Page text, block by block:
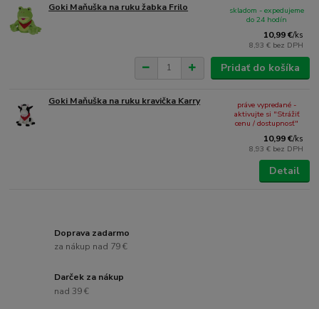
Goki Maňuška na ruku žabka Frilo
10,99 €/ks
8,93 € bez DPH
skladom - expedujeme
do 24 hodín
Pridať do košíka
Goki Maňuška na ruku kravička Karry
10,99 €/ks
8,93 € bez DPH
práve vypredané -
aktivujte si "Strážiť
cenu / dostupnosť"
Detail
Doprava zadarmo
za nákup nad 79 €
Darček za nákup
nad 39 €